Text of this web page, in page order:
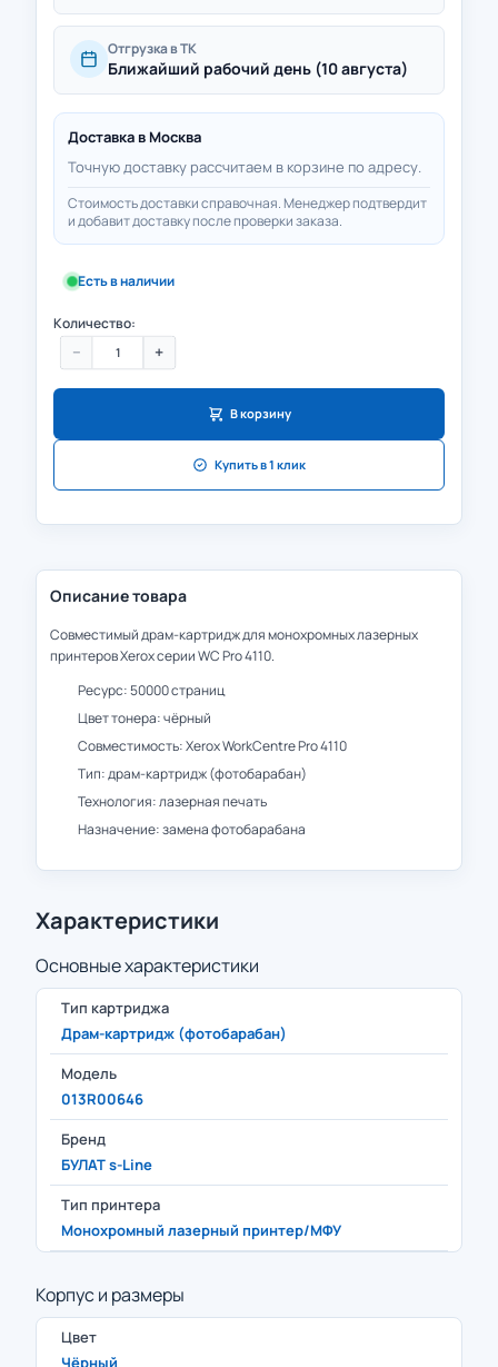
Отгрузка в ТК
Ближайший рабочий день (10 августа)
Доставка в Москва
Точную доставку рассчитаем в корзине по адресу.
Стоимость доставки справочная. Менеджер подтвердит
и добавит доставку после проверки заказа.
Есть в наличии
Количество:
− +
В корзину
Купить в 1 клик
Описание товара
Совместимый драм-картридж для монохромных лазерных
принтеров Xerox серии WC Pro 4110.
Ресурс: 50000 страниц
Цвет тонера: чёрный
Совместимость: Xerox WorkCentre Pro 4110
Тип: драм-картридж (фотобарабан)
Технология: лазерная печать
Назначение: замена фотобарабана
Характеристики
Основные характеристики
Тип картриджа
Драм-картридж (фотобарабан)
Модель
013R00646
Бренд
БУЛАТ s-Line
Тип принтера
Монохромный лазерный принтер/МФУ
Корпус и размеры
Цвет
Чёрный